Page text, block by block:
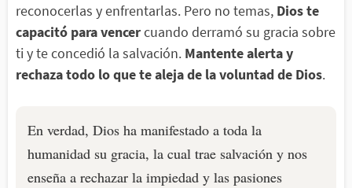
reconocerlas y enfrentarlas. Pero no temas, Dios te
capacitó para vencercuando derramó su gracia sobre
ti y te concedió la salvación. Mantente alerta y
rechaza todo lo que te aleja de la voluntad de Dios.
En verdad, Dios ha manifestado a toda la
humanidad su gracia, la cual trae salvación y nos
enseña a rechazar la impiedad y las pasiones